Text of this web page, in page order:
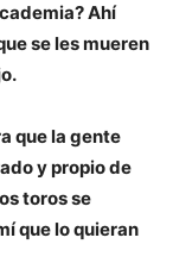
Ahí
se les mueren
que la gente
y propio de
toros se
que lo quieran